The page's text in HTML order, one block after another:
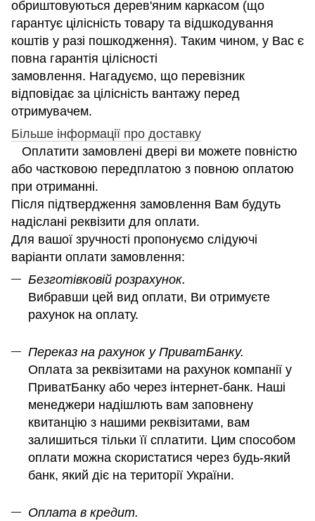
обриштовуються дерев'яним каркасом (що
гарантує цілісність товару та відшкодування
коштів у разі пошкодження). Таким чином, у Вас є
повна гарантія цілісності
замовлення. Нагадуємо, що перевізник
відповідає за цілісність вантажу перед
отримувачем.
Більше інформації про доставку
Оплатити замовлені двері ви можете повністю
або частковою передплатою з повною оплатою
при отриманні.
Після підтвердження замовлення Вам будуть
надіслані реквізити для оплати.
Для вашої зручності пропонуємо слідуючі
варіанти оплати замовлення:
Безготівковій розрахунок.
Вибравши цей вид оплати, Ви отримуєте
рахунок на оплату.
Переказ на рахунок у ПриватБанку.
Оплата за реквізитами на рахунок компанії у
ПриватБанку або через інтернет-банк. Наші
менеджери надішлють вам заповнену
квитанцію з нашими реквізитами, вам
залишиться тільки її сплатити. Цим способом
оплати можна скористатися через будь-який
банк, який діє на території України.
Оплата в кредит.